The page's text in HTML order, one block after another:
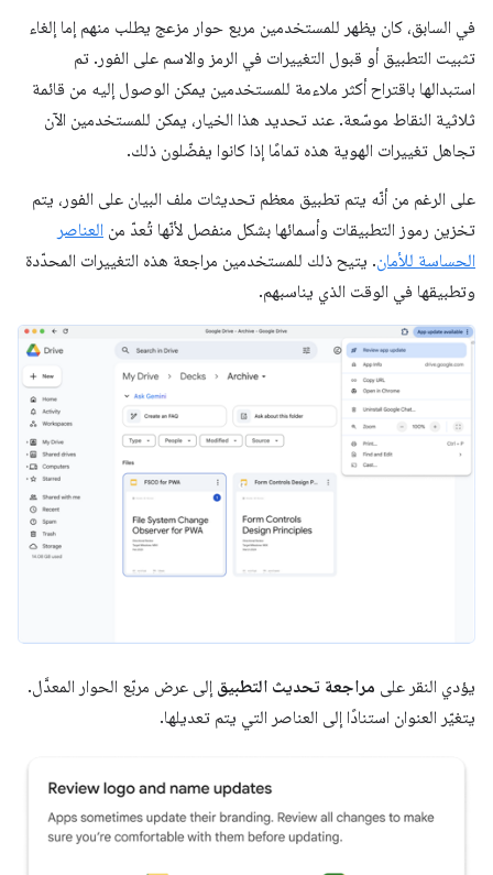
في السابق، كان يظهر للمستخدمين مربع حوار مزعج يطلب منهم إما إلغاء
تثبيت التطبيق أو قبول التغييرات في الرمز والاسم على الفور. تم
استبدالها باقتراح أكثر ملاءمة للمستخدمين يمكن الوصول إليه من قائمة
ثلاثية النقاط موسّعة. عند تحديد هذا الخيار، يمكن للمستخدمين الآن
تجاهل تغييرات الهوية هذه تمامًا إذا كانوا يفضّلون ذلك.
على الرغم من أنّه يتم تطبيق معظم تحديثات ملف البيان على الفور، يتم
تخزين رموز التطبيقات وأسمائها بشكل منفصل لأنّها تُعدّ من العناصر
الحساسة للأمان. يتيح ذلك للمستخدمين مراجعة هذه التغييرات المحدّدة
وتطبيقها في الوقت الذي يناسبهم.
يؤدي النقر على مراجعة تحديث التطبيق إلى عرض مربّع الحوار المعدَّل.
يتغيّر العنوان استنادًا إلى العناصر التي يتم تعديلها.